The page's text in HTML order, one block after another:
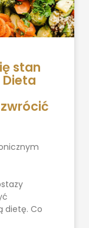
stan
dietę. Co